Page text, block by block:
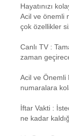
Hayatınızı
Acil ve önemli
çok özellikler
Canlı TV :
zaman
Acil ve Önemli
numaralara
İftar Vakti :
ne kadar